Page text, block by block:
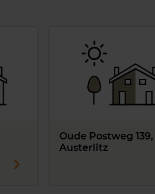
Oude Postweg 139,
Austerlitz